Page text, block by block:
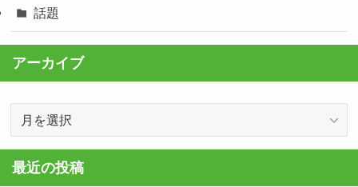
話題
アーカイブ
カ
イ
最近の投稿